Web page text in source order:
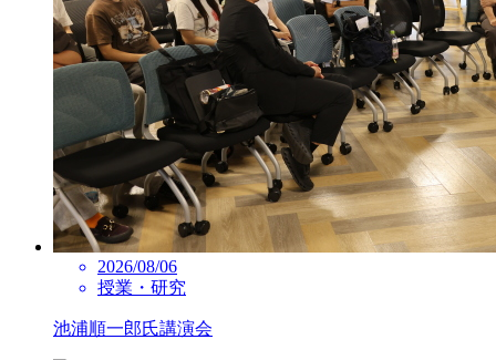
2026/08/06
授業・研究
池浦順一郎氏講演会